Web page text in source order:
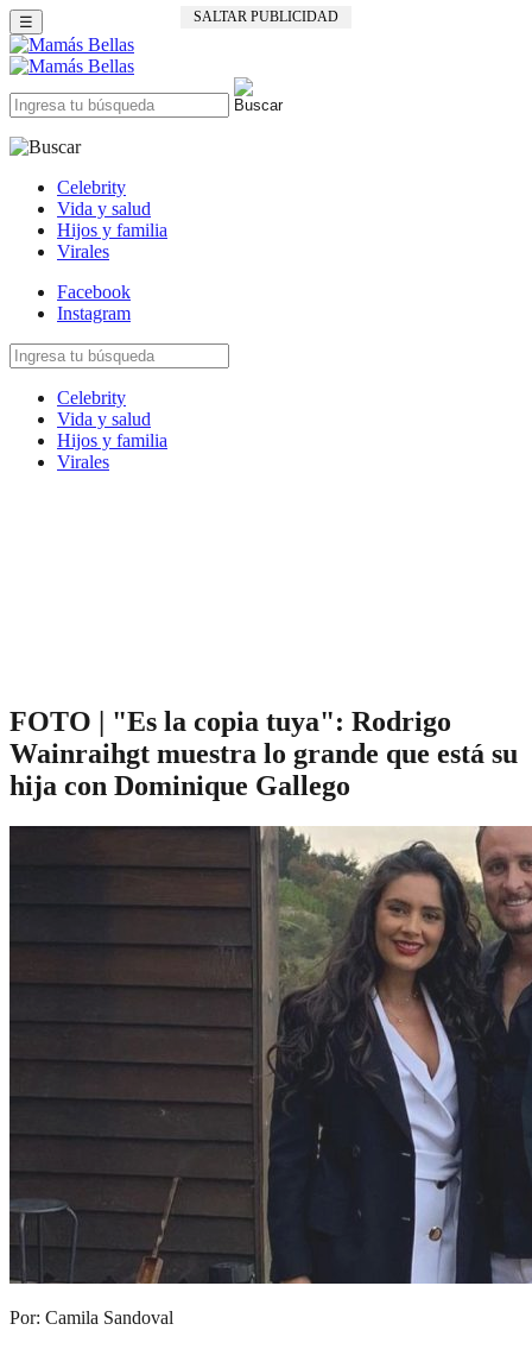
SALTAR PUBLICIDAD
☰
Celebrity
Vida y salud
Hijos y familia
Virales
Facebook
Instagram
Celebrity
Vida y salud
Hijos y familia
Virales
FOTO | "Es la copia tuya": Rodrigo
Wainraihgt muestra lo grande que está su
hija con Dominique Gallego
Por: Camila Sandoval